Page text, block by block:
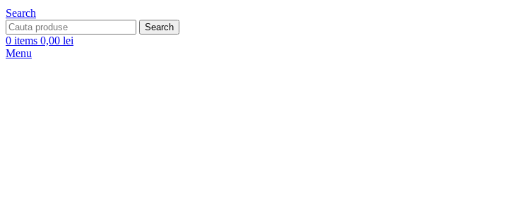
Search
Search
0 items 0,00 lei
Menu